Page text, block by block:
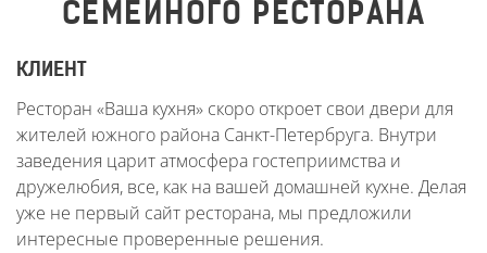
СЕМЕЙНОГО РЕСТОРАНА
КЛИЕНТ
Ресторан «Ваша кухня» скоро откроет свои двери для
жителей южного района Санкт-Петербруга. Внутри
заведения царит атмосфера гостеприимства и
дружелюбия, все, как на вашей домашней кухне. Делая
уже не первый сайт ресторана, мы предложили
интересные проверенные решения.